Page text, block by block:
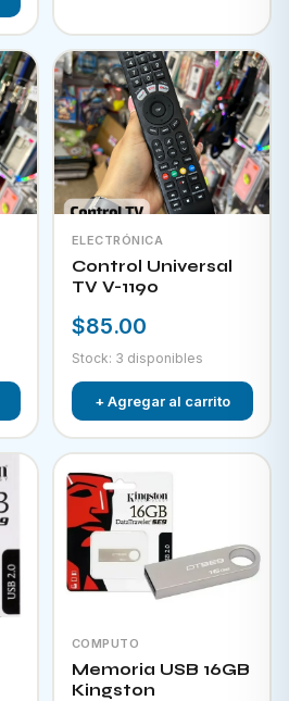
ELECTRÓNICA
Control Universal
TV V-1190
$85.00
Stock: 3 disponibles
+ Agregar al carrito
COMPUTO
Memoria USB 16GB
Kingston